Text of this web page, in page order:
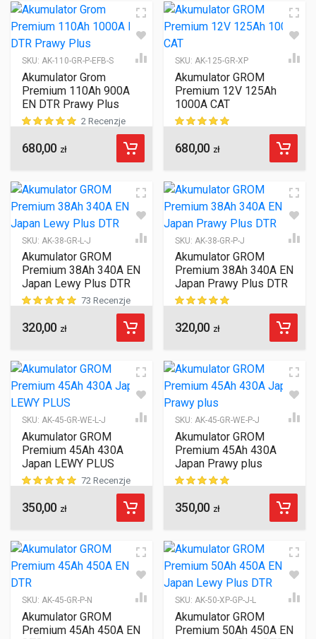
SKU: AK-110-GR-P-EFB-S
Akumulator Grom
Premium 110Ah 900A
EN DTR Prawy Plus
ocen klientów
2 Recenzje
680,00 zł
SKU: AK-125-GR-XP
Akumulator GROM
Premium 12V 125Ah
1000A CAT
ocen klientów
680,00 zł
SKU: AK-38-GR-L-J
Akumulator GROM
Premium 38Ah 340A EN
Japan Lewy Plus DTR
ocen klientów
73 Recenzje
320,00 zł
SKU: AK-38-GR-P-J
Akumulator GROM
Premium 38Ah 340A EN
Japan Prawy Plus DTR
ocen klientów
320,00 zł
SKU: AK-45-GR-WE-L-J
Akumulator GROM
Premium 45Ah 430A
Japan LEWY PLUS
ocen klientów
72 Recenzje
350,00 zł
SKU: AK-45-GR-WE-P-J
Akumulator GROM
Premium 45Ah 430A
Japan Prawy plus
ocen klientów
350,00 zł
SKU: AK-45-GR-P-N
Akumulator GROM
Premium 45Ah 450A EN
SKU: AK-50-XP-GP-J-L
Akumulator GROM
Premium 50Ah 450A EN